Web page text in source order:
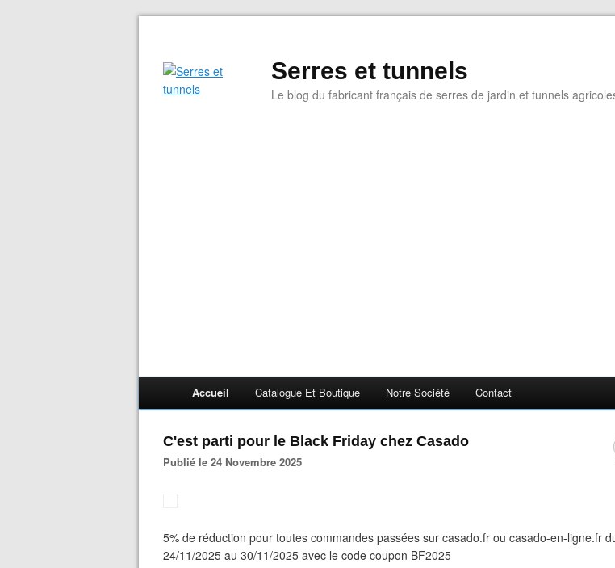
Serres et tunnels
Le blog du fabricant français de serres de jardin et tunnels
Accueil Catalogue Et Boutique Notre Société Contact
C'est parti pour le Black Friday chez Casado
Publié le 24 Novembre 2025
5% de réduction pour toutes commandes passées sur casado.fr ou casado-en-ligne.fr
24/11/2025 au 30/11/2025 avec le code coupon BF2025